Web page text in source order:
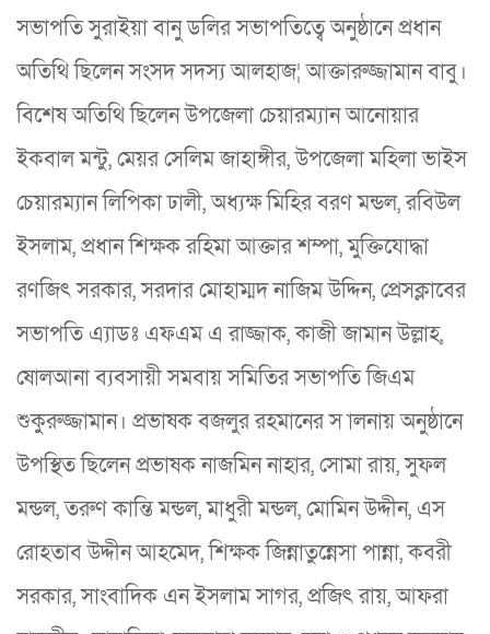
সভাপতি সুরাইয়া বানু ডলির সভাপতিত্বে অনুষ্ঠানে প্রধান
অতিথি ছিলেন সংসদ সদস্য আলহাজ¦ আক্তারুজ্জামান বাবু।
বিশেষ অতিথি ছিলেন উপজেলা চেয়ারম্যান আনোয়ার
ইকবাল মন্টু, মেয়র সেলিম জাহাঙ্গীর, উপজেলা মহিলা ভাইস
চেয়ারম্যান লিপিকা ঢালী, অধ্যক্ষ মিহির বরণ মন্ডল, রবিউল
ইসলাম, প্রধান শিক্ষক রহিমা আক্তার শম্পা, মুক্তিযোদ্ধা
রণজিৎ সরকার, সরদার মোহাম্মদ নাজিম উদ্দিন, প্রেসক্লাবের
সভাপতি এ্যাডঃ এফএম এ রাজ্জাক, কাজী জামান উল্লাহ,
ষোলআনা ব্যবসায়ী সমবায় সমিতির সভাপতি জিএম
শুকুরুজ্জামান। প্রভাষক বজলুর রহমানের স ালনায় অনুষ্ঠানে
উপস্থিত ছিলেন প্রভাষক নাজমিন নাহার, সোমা রায়, সুফল
মন্ডল, তরুণ কান্তি মন্ডল, মাধুরী মন্ডল, মোমিন উদ্দীন, এস
রোহতাব উদ্দীন আহমেদ, শিক্ষক জিন্নাতুন্নেসা পান্না, কবরী
সরকার, সাংবাদিক এন ইসলাম সাগর, প্রজিৎ রায়, আফরা